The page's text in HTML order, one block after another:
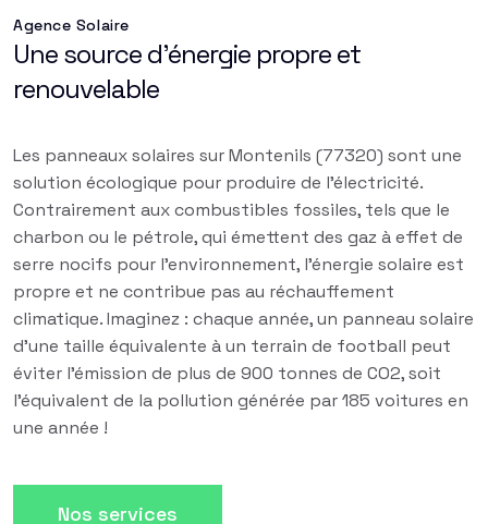
Agence Solaire
Une source d'énergie propre et
renouvelable
Les panneaux solaires sur Montenils (77320) sont une
solution écologique pour produire de l'électricité.
Contrairement aux combustibles fossiles, tels que le
charbon ou le pétrole, qui émettent des gaz à effet de
serre nocifs pour l'environnement, l'énergie solaire est
propre et ne contribue pas au réchauffement
climatique. Imaginez : chaque année, un panneau solaire
d'une taille équivalente à un terrain de football peut
éviter l'émission de plus de 900 tonnes de CO2, soit
l'équivalent de la pollution générée par 185 voitures en
une année !
Nos services